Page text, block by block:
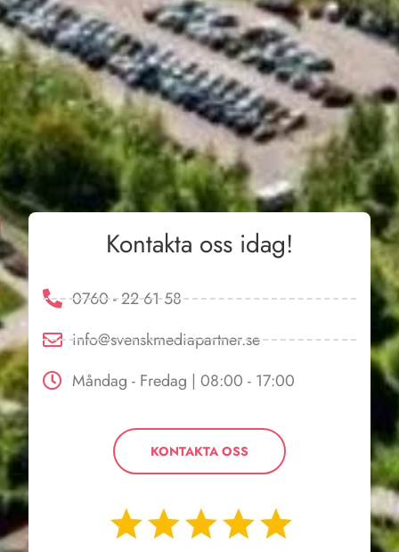
Kontakta oss idag!
0760 - 22 61 58
info@svenskmediapartner.se
Måndag - Fredag | 08:00 - 17:00
KONTAKTA OSS